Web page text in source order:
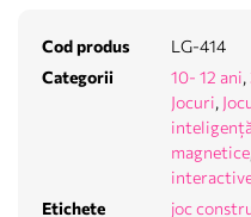
Cod produs
LG-414
Categorii
10- 12 ani,
Jocuri,
magnetice
Etichete
joc